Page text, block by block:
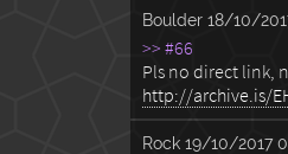
Boulder 18/10/
>> #66
Pls no direct link,
http://archive.is/
Rock 19/10/2017